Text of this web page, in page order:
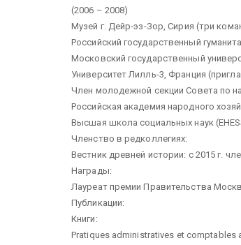
(2006 – 2008)
Музей г. Дейр-эз-Зор, Сирия (три
Российский государственный
Московский государственный
Университет Лилль-3, Франция
Член молодежной секции Совета по
Российская академия народного
Высшая школа социальных наук
Членство в редколлегиях:
Вестник древней истории: с 2015 г.
Награды:
Лауреат премии Правительства
Публикации:
Книги:
Pratiques administratives et comptables